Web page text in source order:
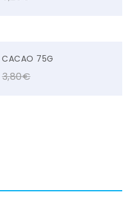
CACAO 75G
3,80€